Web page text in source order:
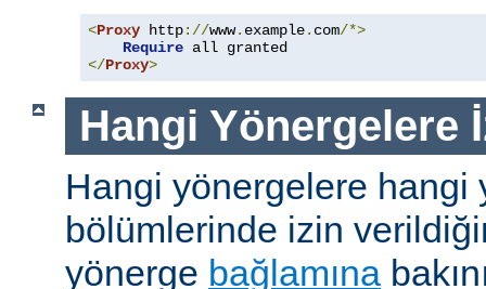
<Proxy http://www. example. com/*>
Require
</Proxy>
Hangi Yönergelere
Hangi yönergelere hangi
bölümlerinde izin
yönerge bağlamına